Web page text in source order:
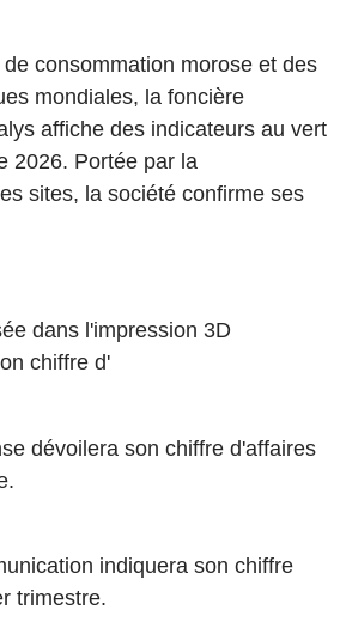
consommation morose et des
mondiales, la foncière
affiche des indicateurs au vert
2026. Portée par la
sites, la société confirme ses
dans l'impression 3D
chiffre d'
dévoilera son chiffre d'affaires
indiquera son chiffre
trimestre.